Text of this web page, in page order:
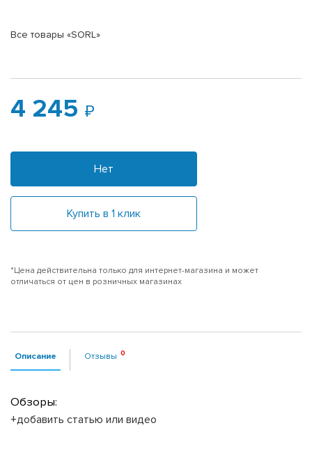
Все товары «SORL»
4 245
Нет
Купить в 1 клик
*Цена действительна только для интернет-магазина и может
отличаться от цен в розничных магазинах
Описание Отзывы
Обзоры:
+добавить статью или видео